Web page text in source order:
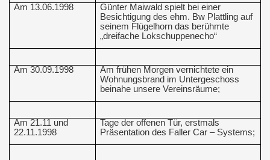
Am 13.06.1998
Günter Maiwald spielt bei einer
Besichtigung des ehm. Bw Plattling auf
seinem Flügelhorn das berühmte
„dreifache Lokschuppenecho“
Am 30.09.1998
Am frühen Morgen vernichtete ein
Wohnungsbrand im Untergeschoss
beinahe unsere Vereinsräume;
Am 21.11 und
22.11.1998
Tage der offenen Tür, erstmals
Präsentation des Faller Car – Systems;